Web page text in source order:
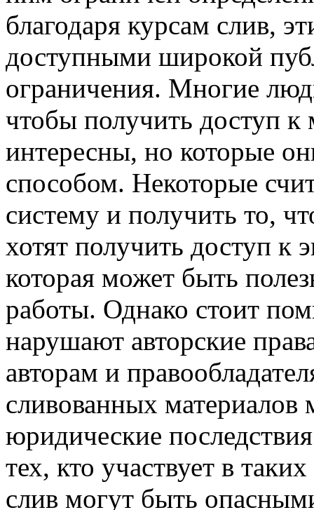
благодаря курсам слив,
доступными широкой
ограничения. Многие
чтобы получить доступ
интересны, но которые
способом. Некоторые
систему и получить то,
хотят получить доступ
которая может быть
работы. Однако стоит
нарушают авторские
авторам и
сливованных материалов
юридические
тех, кто участвует в
слив могут быть